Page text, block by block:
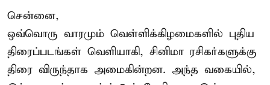
சென்னை,
ஒவ்வொரு வாரமும் வெள்ளிக்கிழமைகளில் புதிய
திரைப்படங்கள் வெளியாகி, சினிமா ரசிகர்களுக்கு
திரை விருந்தாக அமைகின்றன. அந்த வகையில்,